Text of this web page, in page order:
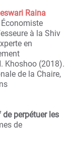
Raina
à la Shiv
en
Khoshoo (2018).
de la Chaire,
perpétuer les
de